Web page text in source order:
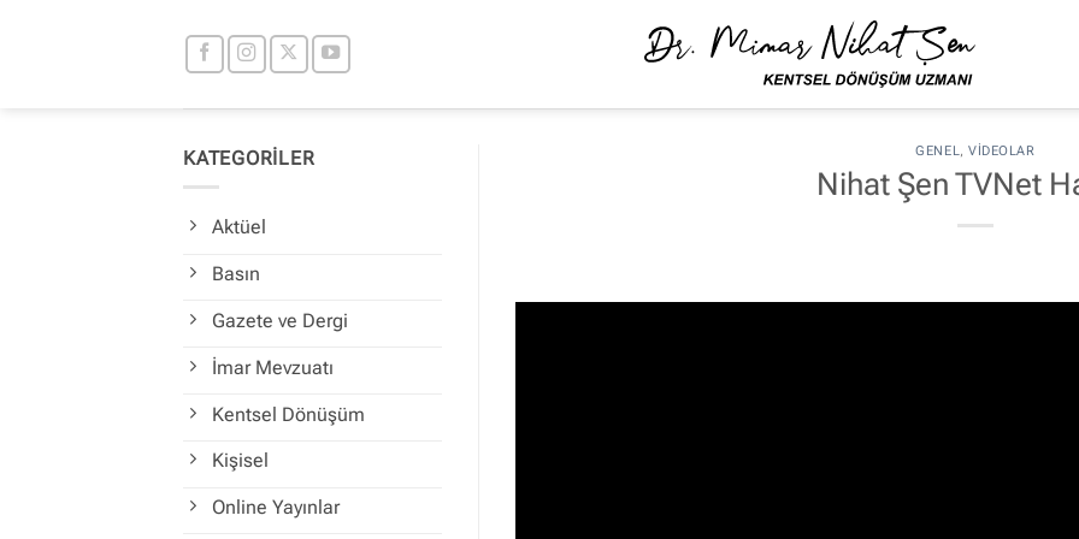
KATEGORİLER
Aktüel
Basın
Gazete ve Dergi
İmar Mevzuatı
Kentsel Dönüşüm
Kişisel
Online Yayınlar
GENEL,VIDEOLAR
Nihat Şen TVNet